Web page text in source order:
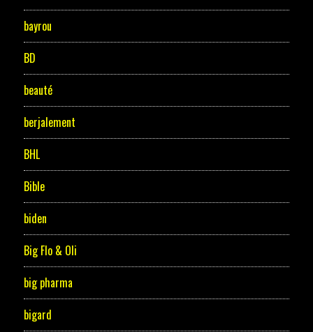
bayrou
BD
beauté
berjalement
BHL
Bible
biden
Big Flo & Oli
big pharma
bigard